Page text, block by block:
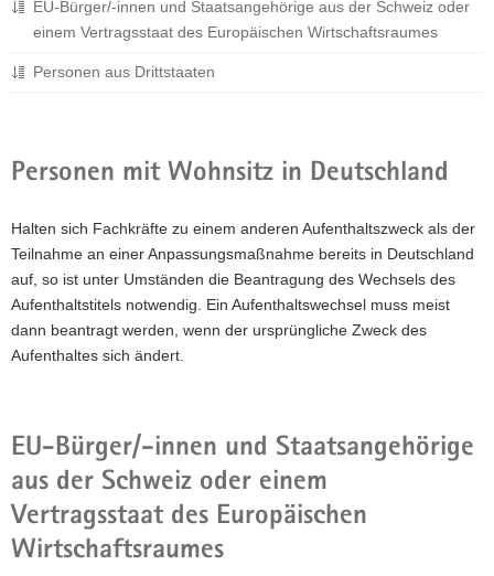
EU-Bürger/-innen und Staatsangehörige aus der Schweiz oder
einem Vertragsstaat des Europäischen Wirtschaftsraumes
Personen aus Drittstaaten
Personen mit Wohnsitz in Deutschland
Halten sich Fachkräfte zu einem anderen Aufenthaltszweck als der
Teilnahme an einer Anpassungsmaßnahme bereits in Deutschland
auf, so ist unter Umständen die Beantragung des Wechsels des
Aufenthaltstitels notwendig. Ein Aufenthaltswechsel muss meist
dann beantragt werden, wenn der ursprüngliche Zweck des
Aufenthaltes sich ändert.
EU-Bürger/-innen und Staatsangehörige
aus der Schweiz oder einem
Vertragsstaat des Europäischen
Wirtschaftsraumes